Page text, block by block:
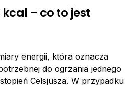
kcal – co to jest
energii, która oznacza
do ogrzania jednego
Celsjusza. W przypadku